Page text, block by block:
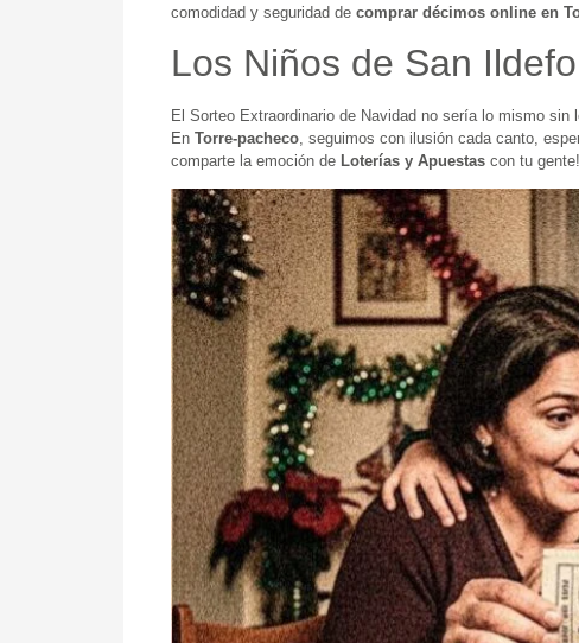
comodidad y seguridad de comprar décimos online en
Los Niños de San
El Sorteo Extraordinario de Navidad no sería lo mismo
En Torre-pacheco, seguimos con ilusión cada canto,
comparte la emoción de Loterías y Apuestas con tu gente!